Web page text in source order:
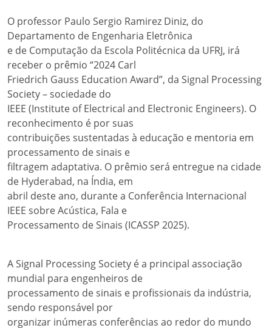
O professor Paulo Sergio Ramirez Diniz, do
Departamento de Engenharia Eletrônica
e de Computação da Escola Politécnica da UFRJ, irá
receber o prêmio “2024 Carl
Friedrich Gauss Education Award”, da Signal Processing
Society – sociedade do
IEEE (Institute of Electrical and Electronic Engineers). O
reconhecimento é por suas
contribuições sustentadas à educação e mentoria em
processamento de sinais e
filtragem adaptativa. O prêmio será entregue na cidade
de Hyderabad, na Índia, em
abril deste ano, durante a Conferência Internacional
IEEE sobre Acústica, Fala e
Processamento de Sinais (ICASSP 2025).
A Signal Processing Society é a principal associação
mundial para engenheiros de
processamento de sinais e profissionais da indústria,
sendo responsável por
organizar inúmeras conferências ao redor do mundo